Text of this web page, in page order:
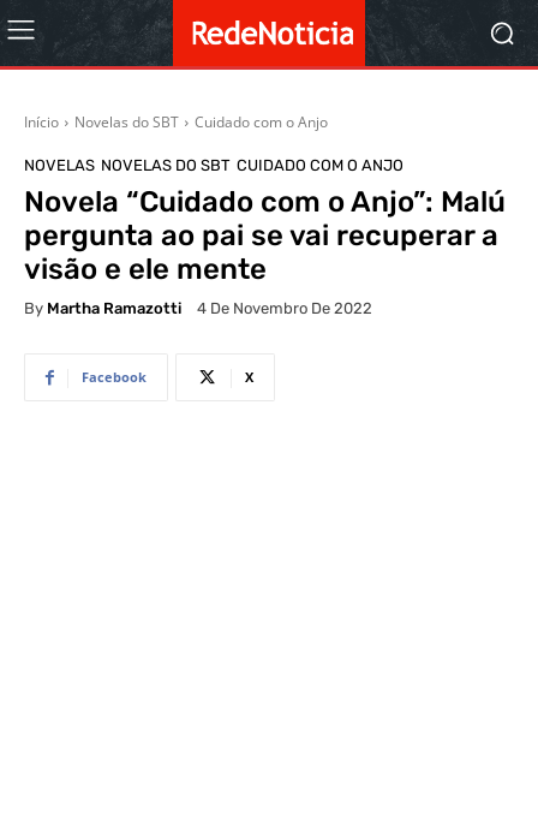
Início Novelas do SBT Cuidado com o Anjo
NOVELAS NOVELAS DO SBT CUIDADO COM O ANJO
Novela “Cuidado com o Anjo”: Malú
pergunta ao pai se vai recuperar a
visão e ele mente
By Martha Ramazotti 4 De Novembro De 2022
Facebook X